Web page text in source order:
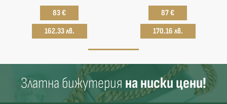
83 €
162.33 лв.
87 €
170.16 лв.
Златна бижутерия на ниски цени!